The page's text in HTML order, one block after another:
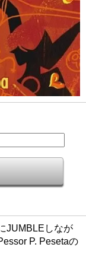
JUMBLEしなが
P. Pesetaの